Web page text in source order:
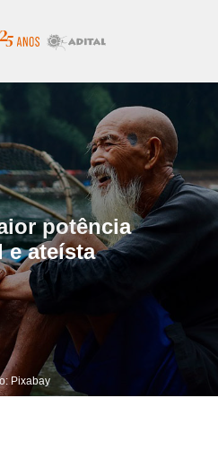
potência
e ateísta
Pixabay